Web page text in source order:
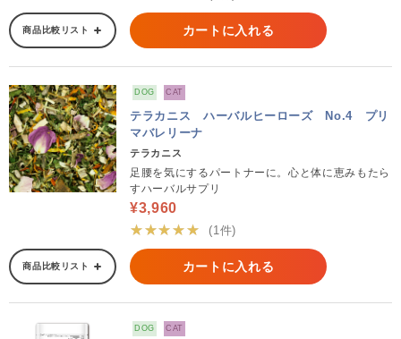
商品比較リスト カートに入れる
DOG CAT
テラカニス ハーバルヒーローズ No.4 プリ
マバレリーナ
テラカニス
足腰を気にするパートナーに。心と体に恵みもたら
すハーバルサプリ
¥3,960
★★★★★
(1件)
商品比較リスト カートに入れる
DOG CAT